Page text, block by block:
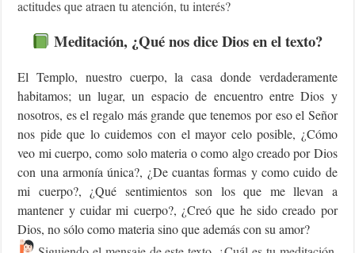
actitudes que atraen tu atención, tu interés?
Meditación, ¿Qué nos dice Dios en el texto?
El Templo, nuestro cuerpo, la casa donde verdaderamente
habitamos; un lugar, un espacio de encuentro entre Dios y
nosotros, es el regalo más grande que tenemos por eso el Señor
nos pide que lo cuidemos con el mayor celo posible, ¿Cómo
veo mi cuerpo, como solo materia o como algo creado por Dios
con una armonía única?, ¿De cuantas formas y como cuido de
mi cuerpo?, ¿Qué sentimientos son los que me llevan a
mantener y cuidar mi cuerpo?, ¿Creó que he sido creado por
Dios, no sólo como materia sino que además con su amor?